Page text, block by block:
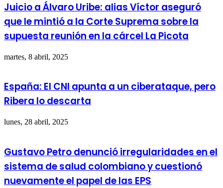
Juicio a Álvaro Uribe: alias Víctor aseguró
que le mintió a la Corte Suprema sobre la
supuesta reunión en la cárcel La Picota
martes, 8 abril, 2025
España: El CNI apunta a un ciberataque, pero
Ribera lo descarta
lunes, 28 abril, 2025
Gustavo Petro denunció irregularidades en el
sistema de salud colombiano y cuestionó
nuevamente el papel de las EPS